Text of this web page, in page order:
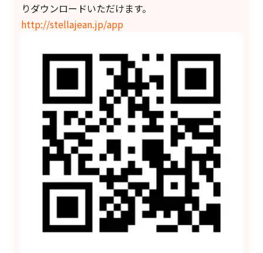
りダウンロードいただけます。
http://stellajean.jp/app